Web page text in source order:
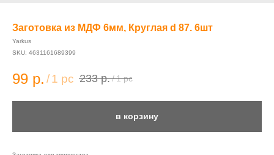
Заготовка из МДФ 6мм, Круглая d 87. 6шт
Yarkus
SKU: 4631161689399
99 р. /1 pc 233 р./1 pc
в корзину